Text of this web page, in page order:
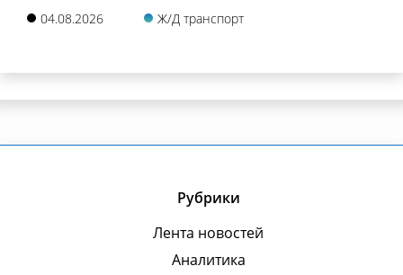
04.08.2026 Ж/Д транспорт
Рубрики
Лента новостей
Аналитика